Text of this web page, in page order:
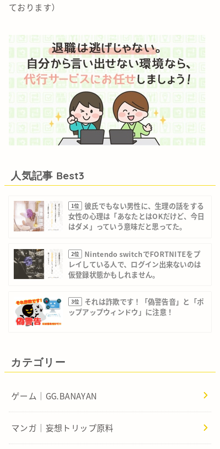
ております）
人気記事 Best3
1位
彼氏でもない男性に、生理の話をする
女性の心理は「あなたとはOKだけど、今日
はダメ」っていう意味だと思ってた。
2位
Nintendo switchでFORTNITEをプ
レイしている人で、ログイン出来ないのは
仮登録状態かもしれません。
3位
それは詐欺です！「偽警告音」と「ポ
ップアップウィンドウ」に注意！
カテゴリー
ゲーム｜GG.BANAYAN
マンガ｜妄想トリップ原料